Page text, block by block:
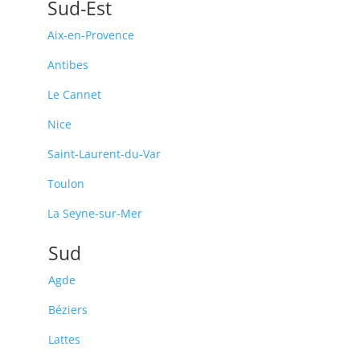
Sud-Est
Aix-en-Provence
Antibes
Le Cannet
Nice
Saint-Laurent-du-Var
Toulon
La Seyne-sur-Mer
Sud
Agde
Béziers
Lattes